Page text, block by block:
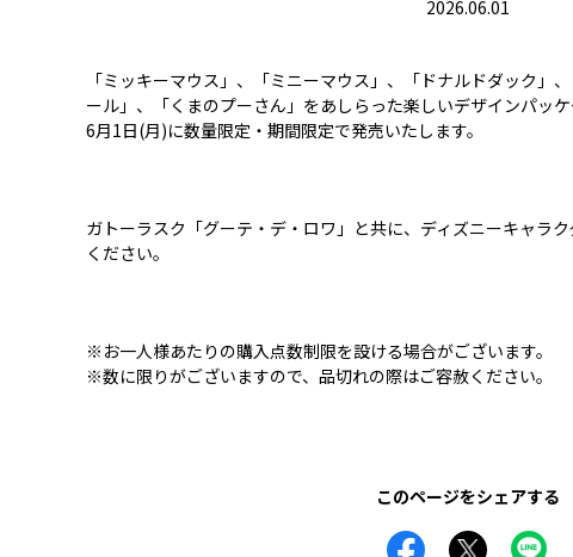
2026.06.01
「ミッキーマウス」、「ミニーマウス」、「ドナルドダック」
ール」、「くまのプーさん」をあしらった楽しいデザインパッケ
6月1日(月)に数量限定・期間限定で発売いたします。
ガトーラスク「グーテ・デ・ロワ」と共に、ディズニーキャラ
ください。
※お一人様あたりの購入点数制限を設ける場合がございます。
※数に限りがございますので、品切れの際はご容赦ください。
このページをシェアする